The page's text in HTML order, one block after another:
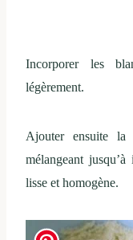
Incorporer les
légèrement.
Ajouter ensuite
mélangeant
lisse et homogène.